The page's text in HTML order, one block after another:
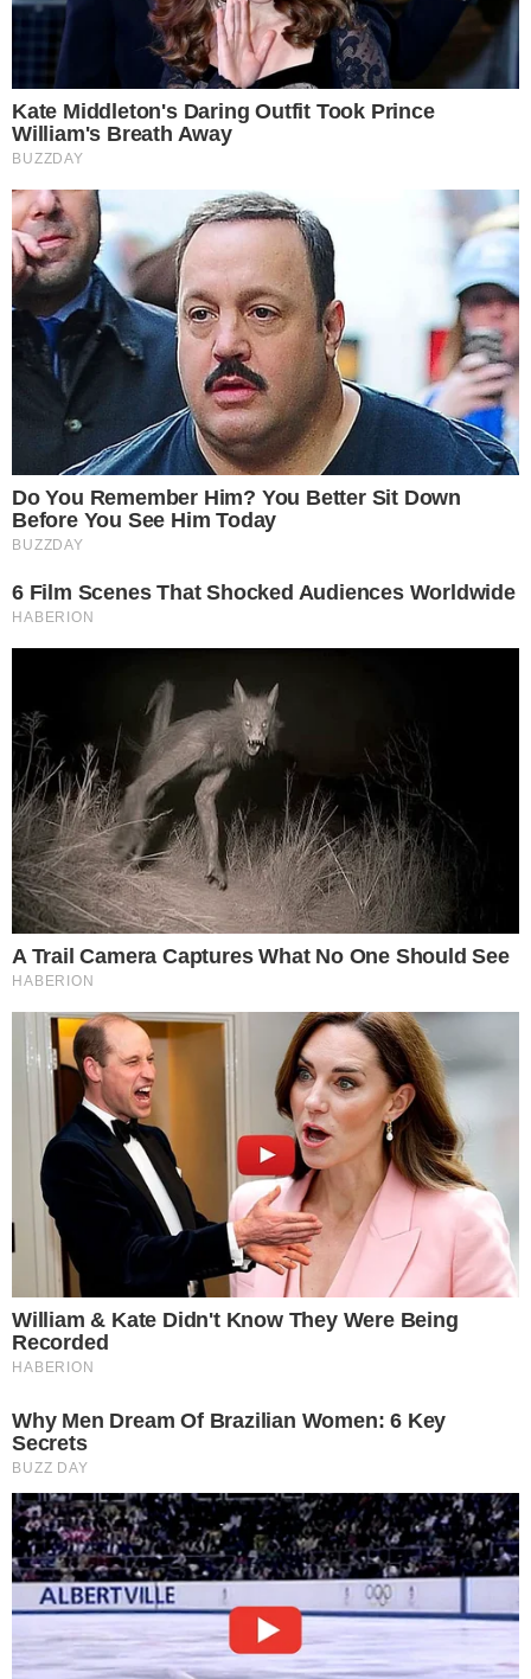
กกิ้งโซดาให้เป็นเนื้อเดียวกัน จากนั้นนำไปฉีดพ่นบริเวณที่มีคราบ
5 กำจัดความสกปรกบริเวณขอบหน้าต่าง โดยการนำน้ำส้มสายชู
และเบกกิ้งโซดาผสมให้เข้ากัน แล้วฉีดพ่นไปยังบริเวณขอบหน้าต่าง
ที่สกปรก จากนั้นนำผ้าสะอาดมาเช็ดออก เพียงเท่านี้คราบสกปรกก็
จะหลุดออกไปหมดโดยไม่ทิ้งรอย
6 กำจัดเส้นผมที่พันในอยู่ในที่แปรงผม ก่อนอื่นเลยเราต้องเอา
กรรไกรมาตัดผมที่พันอยู่ให้หมด จากนั้นจึงนำไปแช่ไว้ในน้ำที่ผสมเบ
กกิ้งโซดา ทิ้งไว้ประมาณ 30 นาที แล้วใช้แปรงขัดให้สะอาด
เทลงไปในถังซักผ้า แล้วทำขั้นตอนแบบการซักผ้าปกติ โดยไม่ต้องใส่
เสื้อผ้า จะสังเกตเห็นได้ว่าน้ำที่ปล่อยทิ้งออกมาจะมีความสกปรกและ